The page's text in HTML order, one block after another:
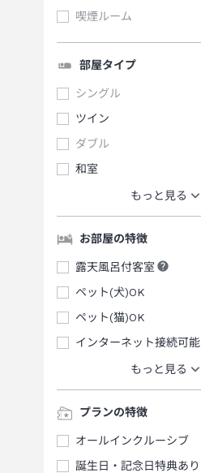
喫煙ルーム
部屋タイプ
シングル
ツイン
ダブル
和室
もっと見る
お部屋の特徴
露天風呂付客室
ペット(犬)OK
ペット(猫)OK
インターネット接続可能
もっと見る
プランの特徴
オールインクルーシブ
誕生日・記念日特典あり